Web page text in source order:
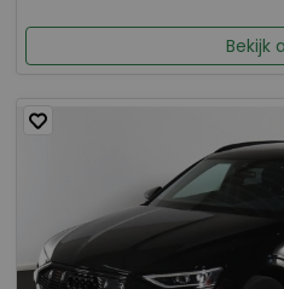
Bekijk